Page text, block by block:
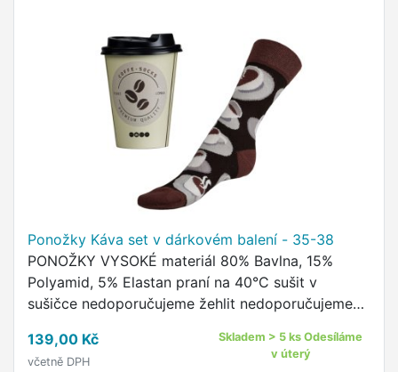
Ponožky Káva set v dárkovém balení - 35-38
PONOŽKY VYSOKÉ materiál 80% Bavlna, 15%
Polyamid, 5% Elastan praní na 40°C sušit v
sušičce nedoporučujeme žehlit nedoporučujeme
originálním vzorem od českého …
139,00 Kč
včetně DPH
Skladem > 5 ks Odesíláme
v úterý